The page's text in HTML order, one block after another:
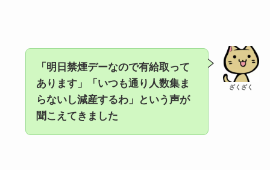
ざくざく
「明日禁煙デーなので有給取って
あります」「いつも通り人数集ま
らないし減産するわ」という声が
聞こえてきました